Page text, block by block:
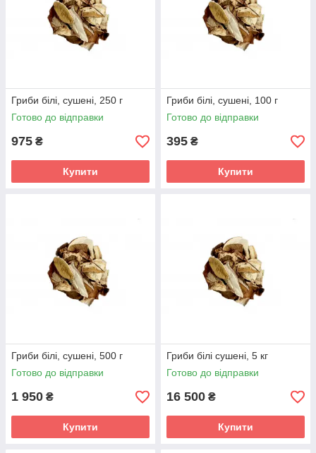
Гриби білі, сушені, 250 г
Готово до відправки
975 ₴
Купити
Гриби білі, сушені, 100 г
Готово до відправки
395 ₴
Купити
Гриби білі, сушені, 500 г
Готово до відправки
1 950 ₴
Купити
Гриби білі сушені, 5 кг
Готово до відправки
16 500 ₴
Купити